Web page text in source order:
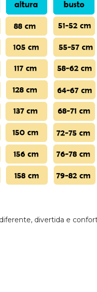
divertida e